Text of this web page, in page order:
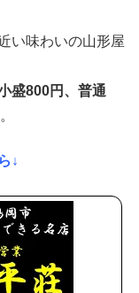
い味わいの山形屋
盛800円、普通
↓